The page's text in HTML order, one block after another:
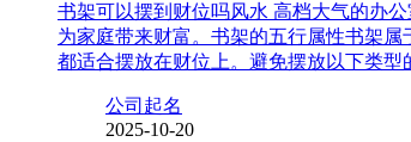
书架可以摆到财位吗风水 高档大气的办
为家庭带来财富。书架的五行属性书架
都适合摆放在财位上。避免摆放以下类
公司起名
2025-10-20